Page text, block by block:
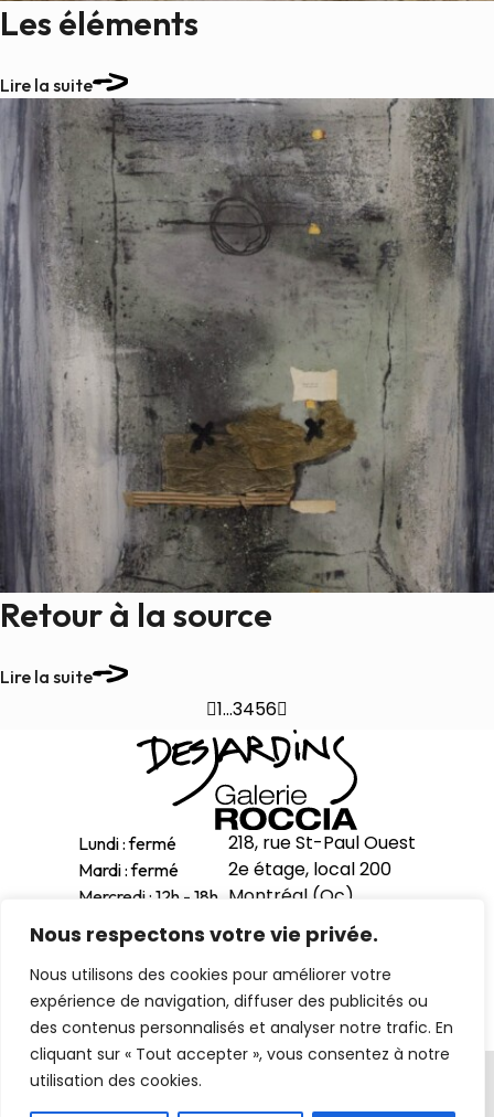
Nous respectons votre vie privée.
Nous utilisons des cookies pour améliorer votre
expérience de navigation, diffuser des publicités ou
des contenus personnalisés et analyser notre trafic. En
cliquant sur « Tout accepter », vous consentez à notre
utilisation des cookies.
Les éléments
Lire la suite
Retour à la source
Lire la suite
1…3456
Lundi : fermé
Mardi : fermé
Mercredi : 12h - 18h
Vendredi : 12h - 18h
Samedi : 11h - 17h
Dimanche : 12h - 16h
218, rue St-Paul Ouest
2e étage, local 200
Montréal (Qc)
H2Y 1Z9
514-998-1601
Politique de confidentialité